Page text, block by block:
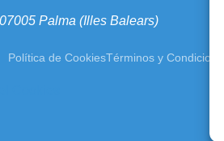
Palma (Illes Balears)
Política de CookiesTérminos y Condiciones